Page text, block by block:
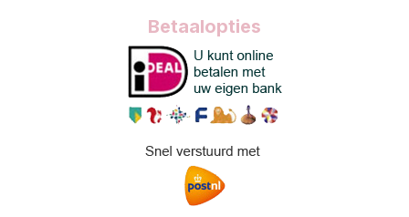
Betaalopties